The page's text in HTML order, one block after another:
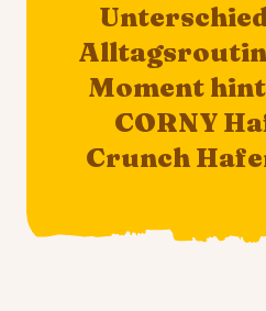
Moment
CORNY
Crunch